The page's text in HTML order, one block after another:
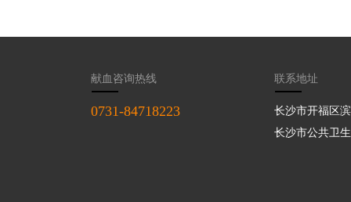
献血咨询热线
0731-84718223
联系地址
长沙市开福区
长沙市公共卫